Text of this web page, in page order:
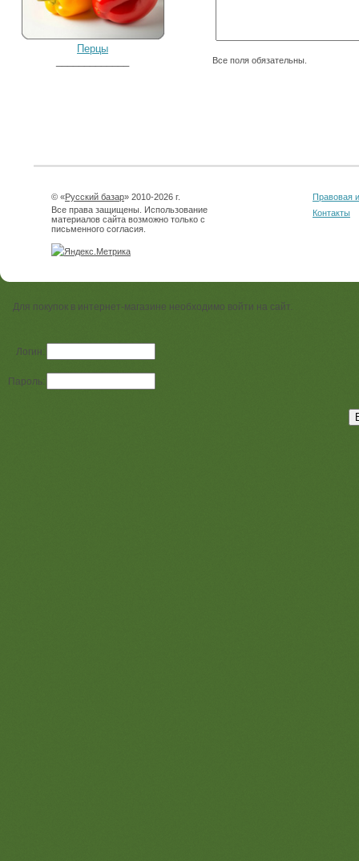
Перцы
Все поля обязательны.
© «Русский базар» 2010-2026 г.
Все права защищены. Использование
материалов сайта возможно только с
письменного согласия.
Правовая
Контакты
Для покупок в интернет-магазине необходимо войти на сайт.
Логин:
Пароль: